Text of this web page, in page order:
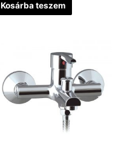
Kosárba teszem